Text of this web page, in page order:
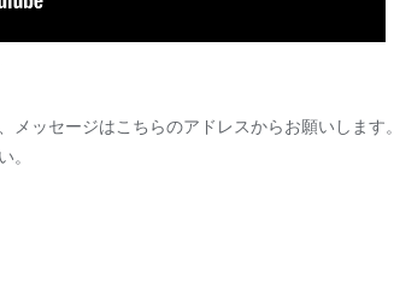
メッセージはこちらのアドレスからお願いします。
。